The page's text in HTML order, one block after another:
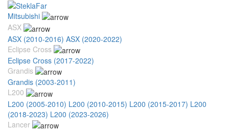
Mitsubishi
ASX
ASX (2010-2016) ASX (2020-2022)
Eclipse Cross
Eclipse Cross (2017-2022)
Grandis
Grandis (2003-2011)
L200
L200 (2005-2010) L200 (2010-2015) L200 (2015-2017) L200
(2018-2023) L200 (2023-2026)
Lancer